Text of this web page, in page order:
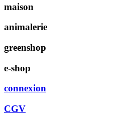
maison
animalerie
greenshop
e-shop
connexion
CGV